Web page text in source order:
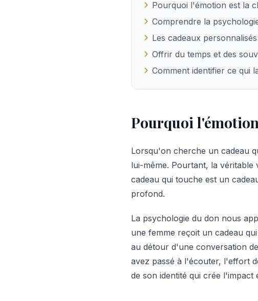
Pourquoi l'émotion est la
Comprendre la
Les cadeaux
Offrir du temps et des
Comment identifier ce qui
Pourquoi
Lorsqu'on cherche un cadeau
lui-même. Pourtant, la
cadeau qui touche est un
profond.
La psychologie du don nous
une femme reçoit un cadeau
au détour d'une conversation
avez passé à l'écouter, l'effort
de son identité qui crée l'impact